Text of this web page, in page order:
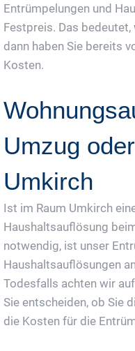
Entrümpelungen und
Festpreis. Das
dann haben Sie bereits
Kosten.
Umzug
Umkirch
Ist im Raum Umkirch
Haushaltsauflösung
notwendig, ist unser
Haushaltsauflösungen
Todesfalls achten wir
Sie entscheiden, ob Sie
die Kosten für die